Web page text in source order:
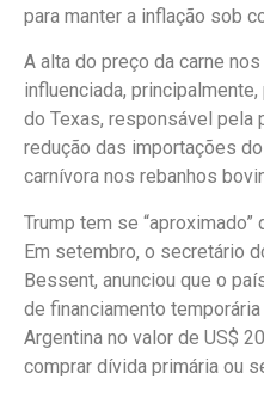
para manter a inflação sob
A alta do preço da carne
influenciada,
do Texas, responsável pela
redução das importações
carnívora nos rebanhos
Trump tem se
Em setembro, o secretário
Bessent, anunciou que o
de financiamento
Argentina no valor de US$
comprar dívida primária ou